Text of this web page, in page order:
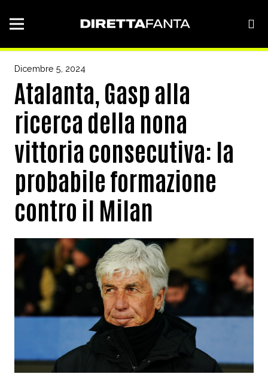
Dicembre 5, 2024
Atalanta, Gasp alla
ricerca della nona
vittoria consecutiva: la
probabile formazione
contro il Milan